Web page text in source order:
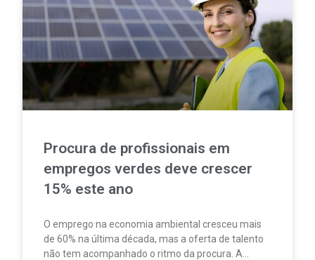
Procura de profissionais em
empregos verdes deve crescer
15% este ano
O emprego na economia ambiental cresceu mais
de 60% na última década, mas a oferta de talento
não tem acompanhado o ritmo da procura. A